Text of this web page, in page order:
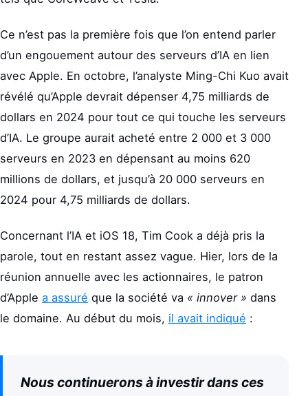
Ce n’est pas la première fois que l’on entend parler
d’un engouement autour des serveurs d’IA en lien
avec Apple. En octobre, l’analyste Ming-Chi Kuo avait
révélé qu’Apple devrait dépenser 4,75 milliards de
dollars en 2024 pour tout ce qui touche les serveurs
d’IA. Le groupe aurait acheté entre 2 000 et 3 000
serveurs en 2023 en dépensant au moins 620
millions de dollars, et jusqu’à 20 000 serveurs en
2024 pour 4,75 milliards de dollars.
Concernant l’IA et iOS 18, Tim Cook a déjà pris la
parole, tout en restant assez vague. Hier, lors de la
réunion annuelle avec les actionnaires, le patron
d’Apple a assuré que la société va « innover » dans
le domaine. Au début du mois, il avait indiqué :
Nous continuerons à investir dans ces